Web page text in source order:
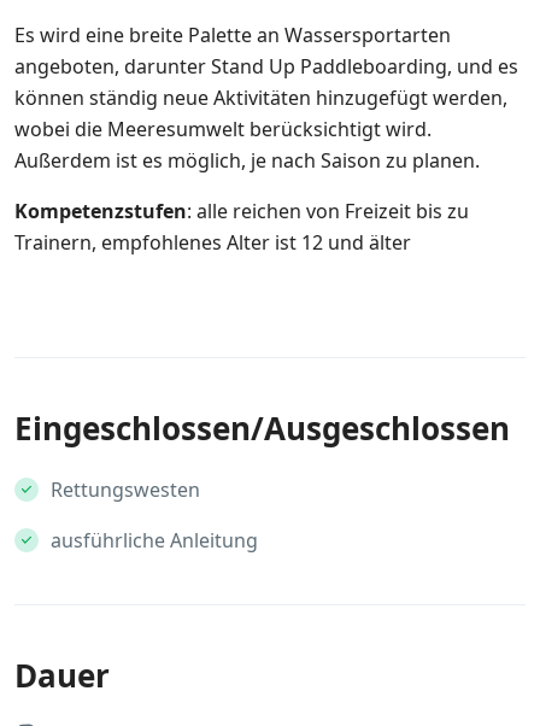
Es wird eine breite Palette an Wassersportarten
angeboten, darunter Stand Up Paddleboarding, und es
können ständig neue Aktivitäten hinzugefügt werden,
wobei die Meeresumwelt berücksichtigt wird.
Außerdem ist es möglich, je nach Saison zu planen.
Kompetenzstufen: alle reichen von Freizeit bis zu
Trainern, empfohlenes Alter ist 12 und älter
Eingeschlossen/Ausgeschlossen
Rettungswesten
ausführliche Anleitung
Dauer